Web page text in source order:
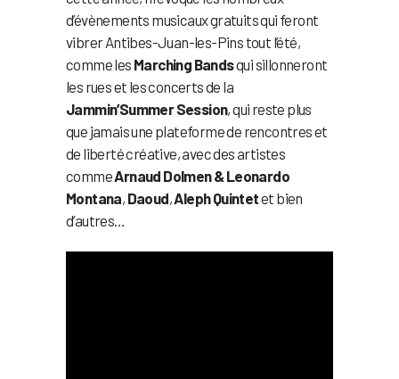
d’évènements musicaux gratuits qui feront
vibrer Antibes-Juan-les-Pins tout l’été,
comme les Marching Bandsqui sillonneront
les rues et les concerts de la
Jammin’Summer Session, qui reste plus
que jamais une plateforme de rencontres et
de liberté créative, avec des artistes
commeArnaud Dolmen & Leonardo
Montana, Daoud,Aleph Quintetet bien
d’autres…